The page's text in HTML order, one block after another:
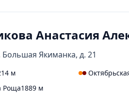
Анастасия
Большая Якиманка, д. 21
м
Роща1889 м